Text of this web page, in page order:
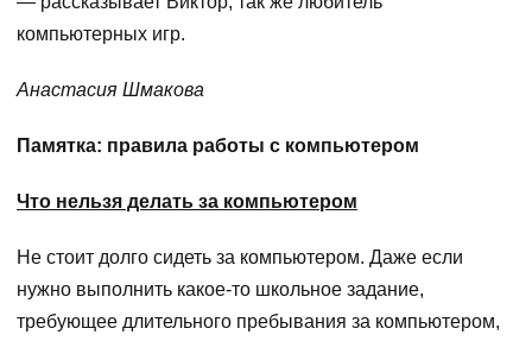
компьютерных игр.
Анастасия Шмакова
Памятка: правила работы с компьютером
Что нельзя делать за компьютером
Не стоит долго сидеть за компьютером. Даже если
нужно выполнить какое-то школьное задание,
требующее длительного пребывания за компьютером,